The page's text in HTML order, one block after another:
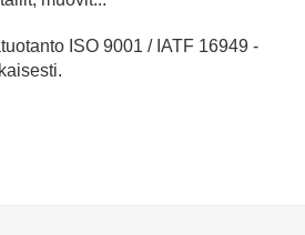
ISO 9001 / IATF 16949 -